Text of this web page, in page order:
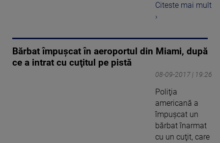
Citeste mai mult
›
Bărbat împuşcat în aeroportul din Miami, după
ce a intrat cu cuţitul pe pistă
08-09-2017 | 19:26
Poliţia
americană a
împuşcat un
bărbat înarmat
cu un cuţit, care